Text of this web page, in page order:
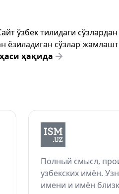
ўзбек тилидаги
ёзиладиган сўзлар
ҳақида
Полный смысл,
узбекских имён.
имени и имён